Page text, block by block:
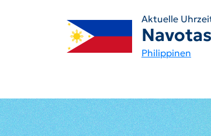
Aktuelle
Navotas
Philippinen